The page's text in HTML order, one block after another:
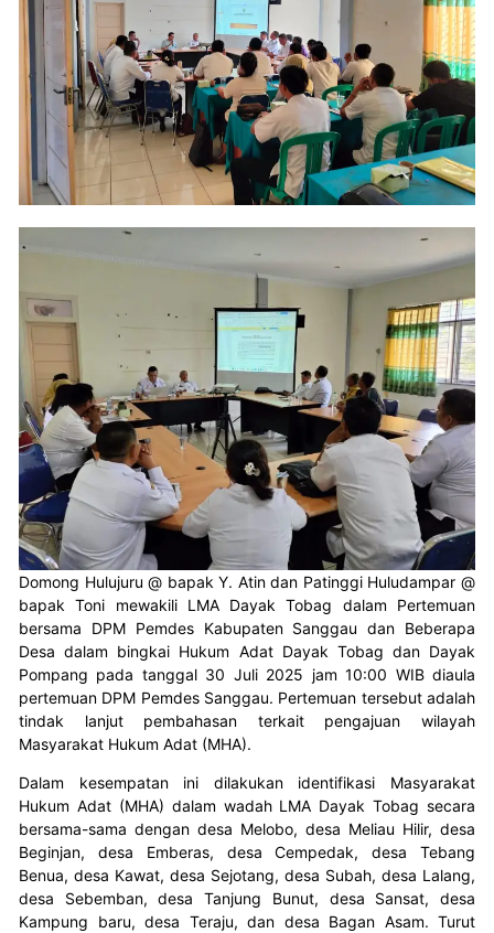
Domong Hulujuru @ bapak Y. Atin dan Patinggi Huludampar @
bapak Toni mewakili LMA Dayak Tobag dalam Pertemuan
bersama DPM Pemdes Kabupaten Sanggau dan Beberapa
Desa dalam bingkai Hukum Adat Dayak Tobag dan Dayak
Pompang pada tanggal 30 Juli 2025 jam 10:00 WIB diaula
pertemuan DPM Pemdes Sanggau. Pertemuan tersebut adalah
tindak lanjut pembahasan terkait pengajuan wilayah
Masyarakat Hukum Adat (MHA).
Dalam kesempatan ini dilakukan identifikasi Masyarakat
Hukum Adat (MHA) dalam wadah LMA Dayak Tobag secara
bersama-sama dengan desa Melobo, desa Meliau Hilir, desa
Beginjan, desa Emberas, desa Cempedak, desa Tebang
Benua, desa Kawat, desa Sejotang, desa Subah, desa Lalang,
desa Sebemban, desa Tanjung Bunut, desa Sansat, desa
Kampung baru, desa Teraju, dan desa Bagan Asam. Turut